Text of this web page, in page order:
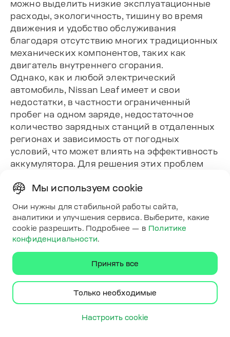
Мы используем cookie
Они нужны для стабильной работы сайта,
аналитики и улучшения сервиса. Выберите, какие
cookie разрешить. Подробнее — в Политике
конфиденциальности.
Принять все
Только необходимые
Настроить cookie
можно выделить низкие эксплуатационные
расходы, экологичность, тишину во время
движения и удобство обслуживания
благодаря отсутствию многих традиционных
механических компонентов, таких как
двигатель внутреннего сгорания.
Однако, как и любой электрический
автомобиль, Nissan Leaf имеет и свои
недостатки, в частности ограниченный
пробег на одном заряде, недостаточное
количество зарядных станций в отдаленных
регионах и зависимость от погодных
условий, что может влиять на эффективность
аккумулятора. Для решения этих проблем
электромобилей продолжала развиваться.
вносит значительный вклад, работая над
расширением сети зарядных станций и
разработкой технологий для улучшения
эффективности зарядки.
В общем, Nissan Leaf — это хороший вариант
для пользователей, которые готовы к
определенным ограничениям, но хотят
пользоваться преимуществами
постоянному совершенствованию